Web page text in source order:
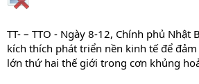
TT- – TTO - Ngày 8-12, Chính phủ Nhật
kích thích phát triển nền kinh tế để
lớn thứ hai thế giới trong cơn khủng